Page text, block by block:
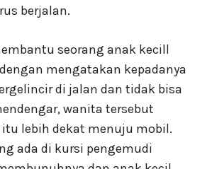
berjalan.
seorang anak kecill
mengatakan kepadanya
di jalan dan tidak bisa
wanita tersebut
lebih dekat menuju mobil.
ada di kursi pengemudi